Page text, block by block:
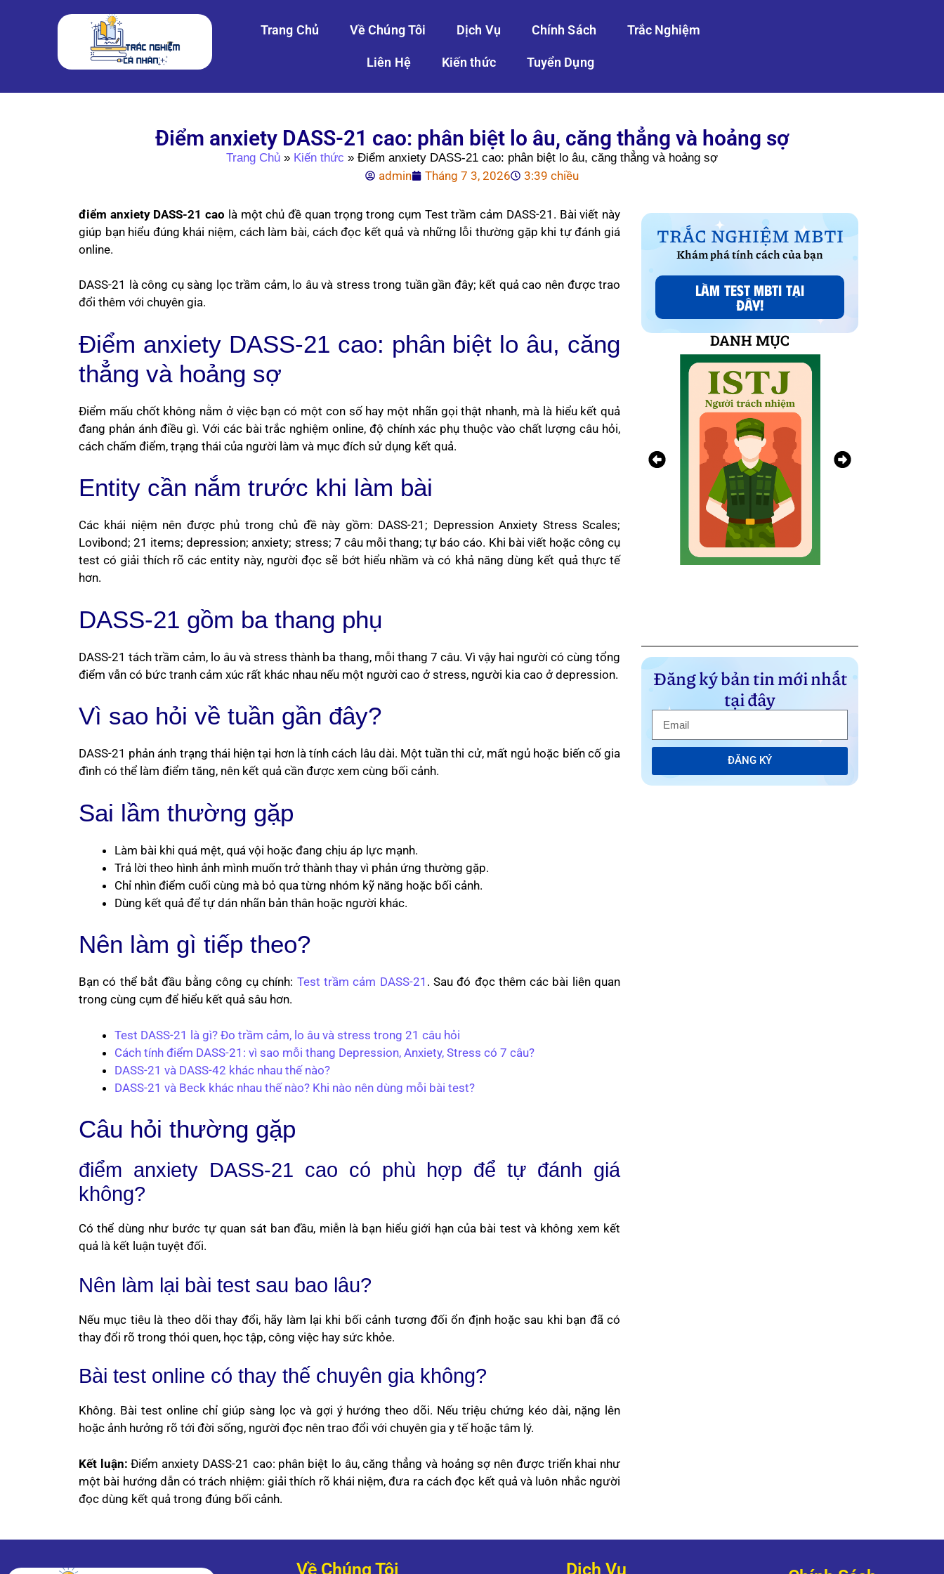
Trang Chủ Về Chúng Tôi Dịch Vụ Chính Sách Trắc Nghiệm
Liên Hệ Kiến thức Tuyển Dụng
Điểm anxiety DASS-21 cao: phân biệt lo âu, căng thẳng và hoảng sợ
Trang Chủ » Kiến thức » Điểm anxiety DASS-21 cao: phân biệt lo âu, căng thẳng và hoảng sợ
admin Tháng 7 3, 2026 3:39 chiều
điểm anxiety DASS-21 cao là một chủ đề quan trọng trong cụm Test trầm cảm DASS-21. Bài viết này
giúp bạn hiểu đúng khái niệm, cách làm bài, cách đọc kết quả và những lỗi thường gặp khi tự đánh giá
online.
DASS-21 là công cụ sàng lọc trầm cảm, lo âu và stress trong tuần gần đây; kết quả cao nên được trao
đổi thêm với chuyên gia.
Điểm anxiety DASS-21 cao: phân biệt lo âu, căng
thẳng và hoảng sợ
Điểm mấu chốt không nằm ở việc bạn có một con số hay một nhãn gọi thật nhanh, mà là hiểu kết quả
đang phản ánh điều gì. Với các bài trắc nghiệm online, độ chính xác phụ thuộc vào chất lượng câu hỏi,
cách chấm điểm, trạng thái của người làm và mục đích sử dụng kết quả.
Entity cần nắm trước khi làm bài
Các khái niệm nên được phủ trong chủ đề này gồm: DASS-21; Depression Anxiety Stress Scales;
Lovibond; 21 items; depression; anxiety; stress; 7 câu mỗi thang; tự báo cáo. Khi bài viết hoặc công cụ
test có giải thích rõ các entity này, người đọc sẽ bớt hiểu nhầm và có khả năng dùng kết quả thực tế
hơn.
DASS-21 gồm ba thang phụ
DASS-21 tách trầm cảm, lo âu và stress thành ba thang, mỗi thang 7 câu. Vì vậy hai người có cùng tổng
điểm vẫn có bức tranh cảm xúc rất khác nhau nếu một người cao ở stress, người kia cao ở depression.
Vì sao hỏi về tuần gần đây?
DASS-21 phản ánh trạng thái hiện tại hơn là tính cách lâu dài. Một tuần thi cử, mất ngủ hoặc biến cố gia
đình có thể làm điểm tăng, nên kết quả cần được xem cùng bối cảnh.
Sai lầm thường gặp
Làm bài khi quá mệt, quá vội hoặc đang chịu áp lực mạnh.
Trả lời theo hình ảnh mình muốn trở thành thay vì phản ứng thường gặp.
Chỉ nhìn điểm cuối cùng mà bỏ qua từng nhóm kỹ năng hoặc bối cảnh.
Dùng kết quả để tự dán nhãn bản thân hoặc người khác.
Nên làm gì tiếp theo?
Bạn có thể bắt đầu bằng công cụ chính: Test trầm cảm DASS-21 . Sau đó đọc thêm các bài liên quan
trong cùng cụm để hiểu kết quả sâu hơn.
Test DASS-21 là gì? Đo trầm cảm, lo âu và stress trong 21 câu hỏi
Cách tính điểm DASS-21: vì sao mỗi thang Depression, Anxiety, Stress có 7 câu?
DASS-21 và DASS-42 khác nhau thế nào?
DASS-21 và Beck khác nhau thế nào? Khi nào nên dùng mỗi bài test?
Câu hỏi thường gặp
điểm anxiety DASS-21 cao có phù hợp để tự đánh giá
không?
Có thể dùng như bước tự quan sát ban đầu, miễn là bạn hiểu giới hạn của bài test và không xem kết
quả là kết luận tuyệt đối.
Nên làm lại bài test sau bao lâu?
Nếu mục tiêu là theo dõi thay đổi, hãy làm lại khi bối cảnh tương đối ổn định hoặc sau khi bạn đã có
thay đổi rõ trong thói quen, học tập, công việc hay sức khỏe.
Bài test online có thay thế chuyên gia không?
Không. Bài test online chỉ giúp sàng lọc và gợi ý hướng theo dõi. Nếu triệu chứng kéo dài, nặng lên
hoặc ảnh hưởng rõ tới đời sống, người đọc nên trao đổi với chuyên gia y tế hoặc tâm lý.
Kết luận: Điểm anxiety DASS-21 cao: phân biệt lo âu, căng thẳng và hoảng sợ nên được triển khai như
một bài hướng dẫn có trách nhiệm: giải thích rõ khái niệm, đưa ra cách đọc kết quả và luôn nhắc người
đọc dùng kết quả trong đúng bối cảnh.
TRẮC NGHIỆM MBTI
Khám phá tính cách của bạn
LÀM TEST MBTI TẠI
ĐÂY!
DANH MỤC
Đăng ký bản tin mới nhất
tại đây
ĐĂNG KÝ
Về Chúng Tôi Dịch Vụ